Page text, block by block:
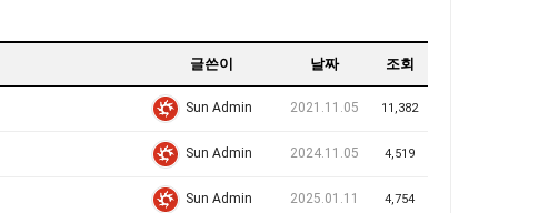
글쓴이 날짜 조회
Sun Admin 2021.11.05 11,382
Sun Admin 2024.11.05 4,519
Sun Admin 2025.01.11 4,754